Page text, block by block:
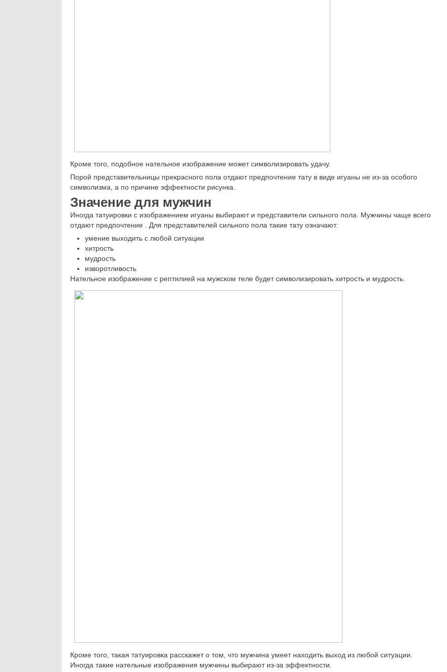
Кроме того, подобное нательное изображение может символизировать удачу.
Порой представительницы прекрасного пола отдают предпочтение тату в виде игуаны не из-за особого
символизма, а по причине эффектности рисунка.
Значение для мужчин
Иногда татуировки с изображением игуаны выбирают и представители сильного пола. Мужчины чаще всего
отдают предпочтение . Для представителей сильного пола такие тату означают:
умение выходить с любой ситуации
хитрость
мудрость
изворотливость
Нательное изображение с рептилией на мужском теле будет символизировать хитрость и мудрость.
Кроме того, такая татуировка расскажет о том, что мужчина умеет находить выход из любой ситуации.
Иногда такие нательные изображения мужчины выбирают из-за эффектности.